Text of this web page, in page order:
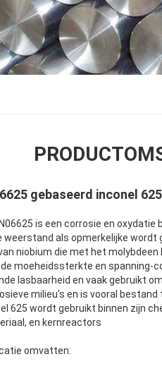
gebaseerd inconel
is een corrosie en
als opmerkelijke wordt
niobium die met het
moeheidssterkte en spanning-
lasbaarheid en vaak gebruikt
milieu's en is vooral
625 wordt gebruikt binnen zijn
en kernreactors
omvatten: